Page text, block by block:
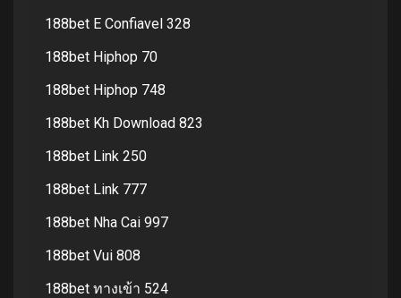
188bet E Confiavel 328
188bet Hiphop 70
188bet Hiphop 748
188bet Kh Download 823
188bet Link 250
188bet Link 777
188bet Nha Cai 997
188bet Vui 808
188bet ทางเข้า 524